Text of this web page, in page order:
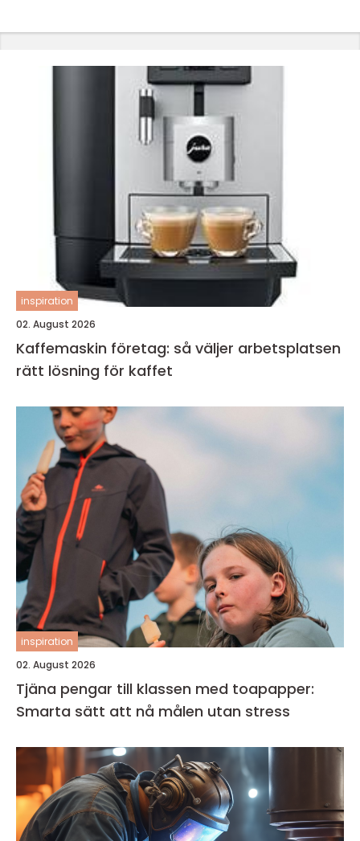
inspiration
02. August 2026
Kaffemaskin företag: så väljer arbetsplatsen
rätt lösning för kaffet
inspiration
02. August 2026
Tjäna pengar till klassen med toapapper:
Smarta sätt att nå målen utan stress